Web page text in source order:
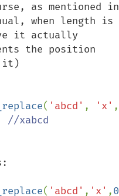
as mentioned in
when length is
it actually
the position
it)
( 'abcd' , 'x'
( 'abcd' , 'x' ,0